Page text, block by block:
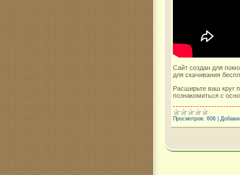
Сайт создан для
для скачивания
Расширьте ваш круг
познакомиться с
Просмотров: 606